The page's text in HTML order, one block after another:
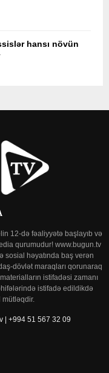
hansı növün
12-də fəaliyyətə başlayıb və
qurumudur! www.bugun.tv
sosial həyatında baş verən
dövlət maraqları qorunaraq
istifadəsi zamanı
istifadə edildikdə
mütləqdir.
| +994 51 567 32 09